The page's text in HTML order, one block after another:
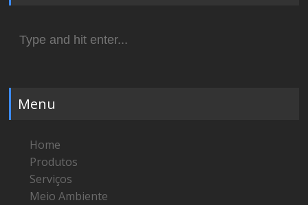
for:
Menu
Home
Produtos
Serviços
Meio Ambiente